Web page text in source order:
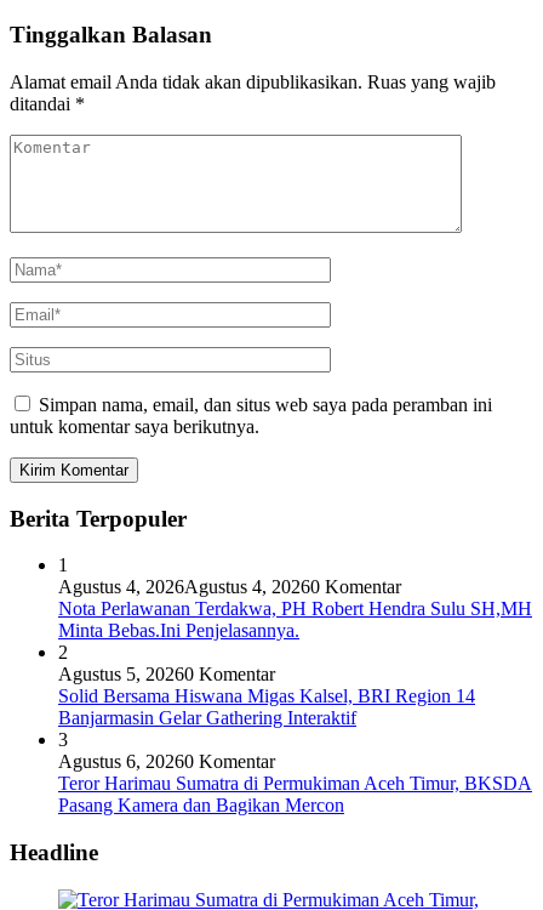
Tinggalkan Balasan
Alamat email Anda tidak akan dipublikasikan. Ruas yang wajib
ditandai *
Simpan nama, email, dan situs web saya pada peramban ini
untuk komentar saya berikutnya.
Berita Terpopuler
1
Agustus 4, 2026Agustus 4, 20260 Komentar
Nota Perlawanan Terdakwa, PH Robert Hendra Sulu SH,MH
Minta Bebas.Ini Penjelasannya.
2
Agustus 5, 20260 Komentar
Solid Bersama Hiswana Migas Kalsel, BRI Region 14
Banjarmasin Gelar Gathering Interaktif
3
Agustus 6, 20260 Komentar
Teror Harimau Sumatra di Permukiman Aceh Timur, BKSDA
Pasang Kamera dan Bagikan Mercon
Headline